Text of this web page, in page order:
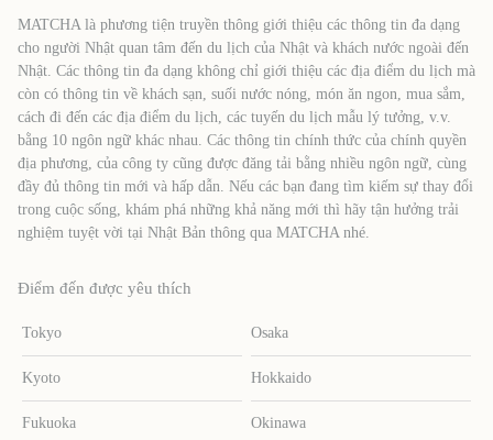
MATCHA là phương tiện truyền thông giới thiệu các thông tin đa dạng
cho người Nhật quan tâm đến du lịch của Nhật và khách nước ngoài đến
Nhật. Các thông tin đa dạng không chỉ giới thiệu các địa điểm du lịch mà
còn có thông tin về khách sạn, suối nước nóng, món ăn ngon, mua sắm,
cách đi đến các địa điểm du lịch, các tuyến du lịch mẫu lý tưởng, v.v.
bằng 10 ngôn ngữ khác nhau. Các thông tin chính thức của chính quyền
địa phương, của công ty cũng được đăng tải bằng nhiều ngôn ngữ, cùng
đầy đủ thông tin mới và hấp dẫn. Nếu các bạn đang tìm kiếm sự thay đổi
trong cuộc sống, khám phá những khả năng mới thì hãy tận hưởng trải
nghiệm tuyệt vời tại Nhật Bản thông qua MATCHA nhé.
Điểm đến được yêu thích
Tokyo Osaka
Kyoto Hokkaido
Fukuoka Okinawa